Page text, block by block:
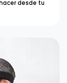
desde tu